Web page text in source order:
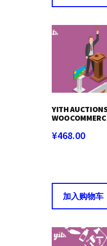
YITH
¥468.00
加入购物车